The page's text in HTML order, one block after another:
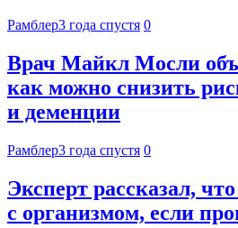
Рамблер3 года спустя 0
Врач Майкл Мосли
как можно снизить
и деменции
Рамблер3 года спустя 0
Эксперт рассказал,
с организмом, если